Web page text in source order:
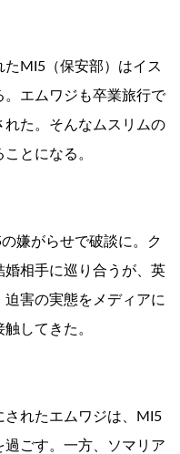
MI5（保安部）はイス
エムワジも卒業旅行で
た。そんなムスリムの
とになる。
嫌がらせで破談に。ク
婚相手に巡り合うが、英
害の実態をメディアに
してきた。
されたエムワジは、MI5
ごす。一方、ソマリア